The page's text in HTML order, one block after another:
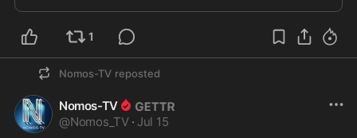
1
Nomos-TV reposted
Nomos-TV
@Nomos_TV · Jul 15